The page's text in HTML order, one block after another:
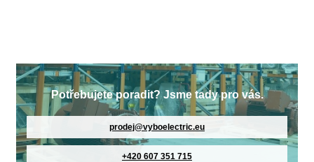
Potřebujete poradit? Jsme tady pro vás.
prodej@vyboelectric.eu
+420 607 351 715